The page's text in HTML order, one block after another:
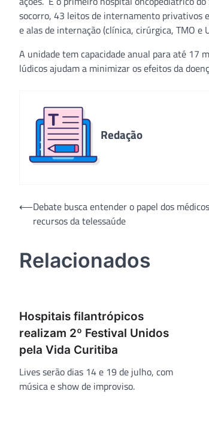
socorro, 43 leitos de internamento privativos
e alas de internação (clínica, cirúrgica, TMO e
A unidade tem capacidade anual para até 17
lúdicos ajudam a minimizar os efeitos da
Redação
Navegação
⟵Debate busca entender o papel dos
recursos da telessaúde
Relacionados
Hospitais filantrópicos
realizam 2º Festival Unidos
pela Vida Curitiba
Lives serão dias 14 e 19 de julho, com
música e show de improviso.